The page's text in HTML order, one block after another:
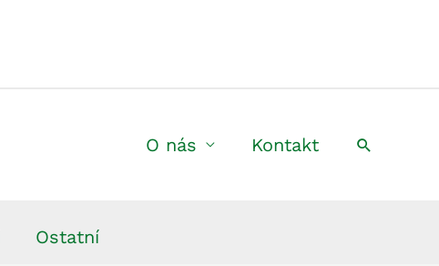
O nás Kontakt Hledat
Ostatní